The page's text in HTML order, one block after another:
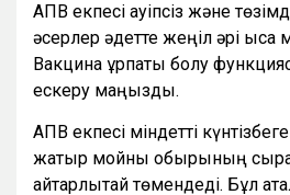
АПВ екпесі қауіпсіз және
әсерлер әдетте жеңіл әрі қысқа
Вакцина ұрпақты болу
ескеру маңызды.
АПВ екпесі міндетті
жатыр мойны обырының
айтарлықтай төмендеді. Бұл